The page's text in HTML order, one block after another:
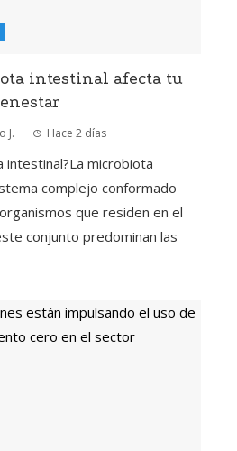
intestinal afecta tu
J. Hace 2 días
intestinal?La microbiota
complejo conformado
que residen en el
conjunto predominan las